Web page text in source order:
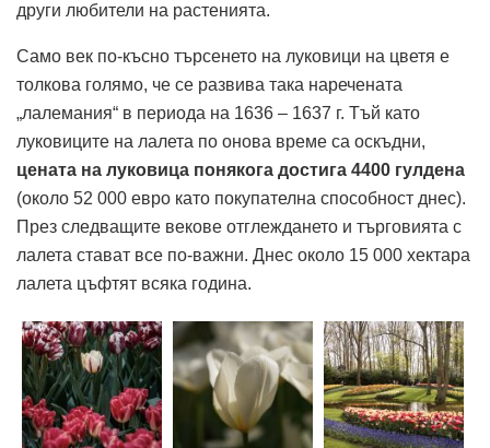
други любители на растенията.
Само век по-късно търсенето на луковици на цветя е
толкова голямо, че се развива така наречената
„лалемания“ в периода на 1636 – 1637 г. Тъй като
луковиците на лалета по онова време са оскъдни,
цената на луковица понякога достига 4400 гулдена
(около 52 000 евро като покупателна способност днес).
През следващите векове отглеждането и търговията с
лалета стават все по-важни. Днес около 15 000 хектара
лалета цъфтят всяка година.